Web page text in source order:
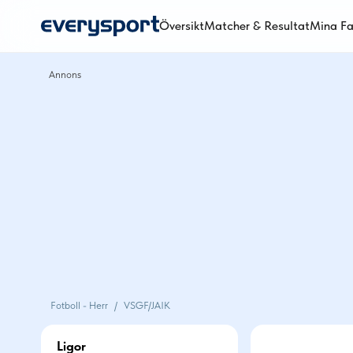
ÖversiktMatcher & ResultatMina
Fotboll - Herr / VSGF/JAIK
Ligor